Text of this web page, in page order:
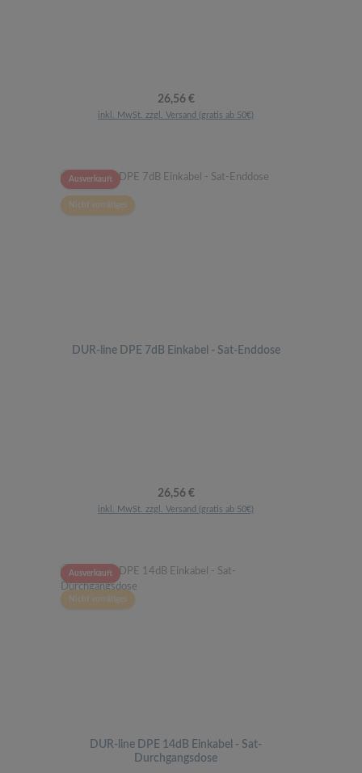
Regulärer Preis:
26,56 €
inkl. MwSt. zzgl. Versand (gratis ab 50€)
Ausverkauft
Nicht vorrätiges
DUR-line DPE 7dB Einkabel - Sat-Enddose
Regulärer Preis:
26,56 €
inkl. MwSt. zzgl. Versand (gratis ab 50€)
Ausverkauft
Nicht vorrätiges
DUR-line DPE 14dB Einkabel - Sat-
Durchgangsdose